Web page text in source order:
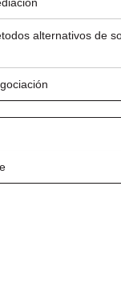
alternativos de